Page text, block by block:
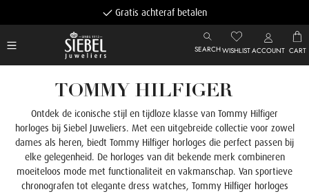
Gratis achteraf betalen
SEARCHWISHLISTACCOUNT CART
TOMMY HILFIGER
Ontdek de iconische stijl en tijdloze klasse van Tommy Hilfiger
horloges bij Siebel Juweliers. Met een uitgebreide collectie voor zowel
dames als heren, biedt Tommy Hilfiger horloges die perfect passen bij
elke gelegenheid. De horloges van dit bekende merk combineren
moeiteloos mode met functionaliteit en vakmanschap. Van sportieve
chronografen tot elegante dress watches, Tommy Hilfiger horloges